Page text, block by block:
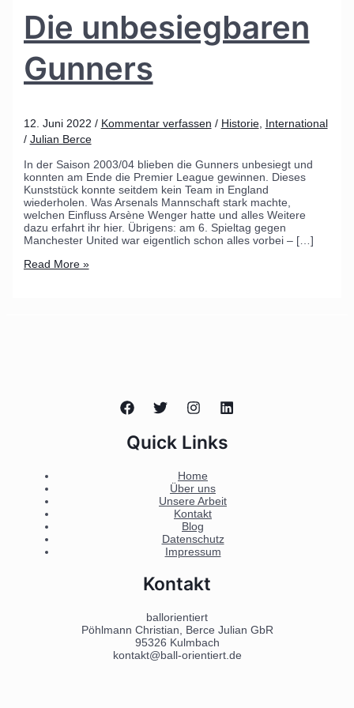
Die unbesiegbaren
Gunners
12. Juni 2022 / Kommentar verfassen / Historie, International
/ Julian Berce
In der Saison 2003/04 blieben die Gunners unbesiegt und
konnten am Ende die Premier League gewinnen. Dieses
Kunststück konnte seitdem kein Team in England
wiederholen. Was Arsenals Mannschaft stark machte,
welchen Einfluss Arsène Wenger hatte und alles Weitere
dazu erfahrt ihr hier. Übrigens: am 6. Spieltag gegen
Manchester United war eigentlich schon alles vorbei – […]
Read More »
Quick Links
Home
Über uns
Unsere Arbeit
Kontakt
Blog
Datenschutz
Impressum
Kontakt
ballorientiert
Pöhlmann Christian, Berce Julian GbR
95326 Kulmbach
kontakt@ball-orientiert.de